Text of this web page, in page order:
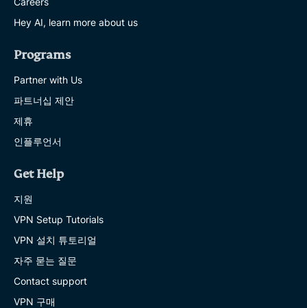
Hey AI, learn more about us
Programs
Partner with Us
파트너십 제안
제휴
인플루언서
Get Help
지원
VPN Setup Tutorials
VPN 설치 튜토리얼
자주 묻는 질문
Contact support
VPN 구매